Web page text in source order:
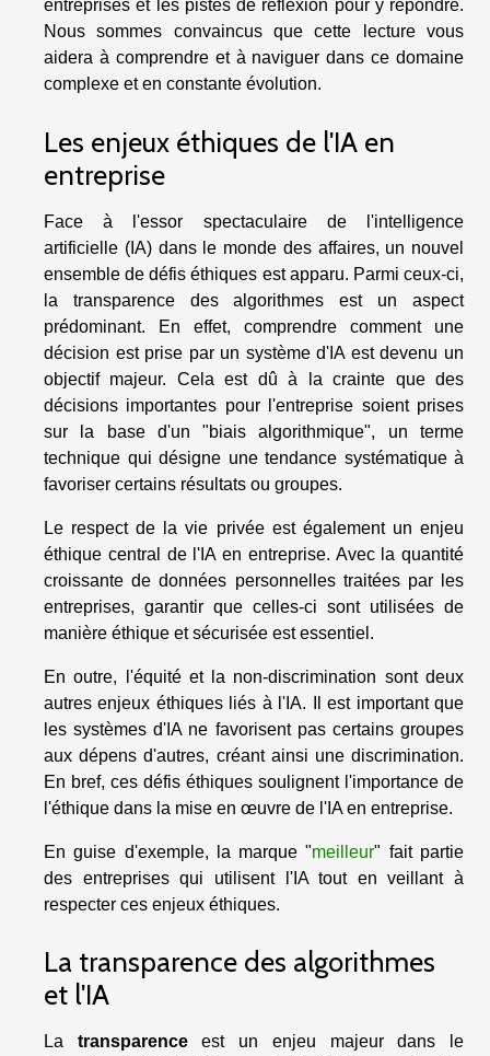
entreprises et les pistes de réflexion pour y répondre.
Nous sommes convaincus que cette lecture vous
aidera à comprendre et à naviguer dans ce domaine
complexe et en constante évolution.
Les enjeux éthiques de l'IA en
entreprise
Face à l'essor spectaculaire de l'intelligence
artificielle (IA) dans le monde des affaires, un nouvel
ensemble de défis éthiques est apparu. Parmi ceux-ci,
la transparence des algorithmes est un aspect
prédominant. En effet, comprendre comment une
décision est prise par un système d'IA est devenu un
objectif majeur. Cela est dû à la crainte que des
décisions importantes pour l'entreprise soient prises
sur la base d'un "biais algorithmique", un terme
technique qui désigne une tendance systématique à
favoriser certains résultats ou groupes.
Le respect de la vie privée est également un enjeu
éthique central de l'IA en entreprise. Avec la quantité
croissante de données personnelles traitées par les
entreprises, garantir que celles-ci sont utilisées de
manière éthique et sécurisée est essentiel.
En outre, l'équité et la non-discrimination sont deux
autres enjeux éthiques liés à l'IA. Il est important que
les systèmes d'IA ne favorisent pas certains groupes
aux dépens d'autres, créant ainsi une discrimination.
En bref, ces défis éthiques soulignent l'importance de
l'éthique dans la mise en œuvre de l'IA en entreprise.
En guise d'exemple, la marque "meilleur" fait partie
des entreprises qui utilisent l'IA tout en veillant à
respecter ces enjeux éthiques.
La transparence des algorithmes
et l'IA
La transparenceest un enjeu majeur dans le